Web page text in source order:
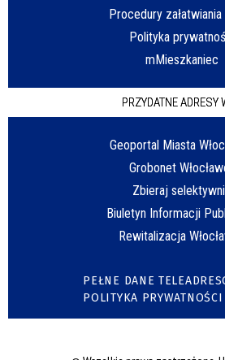
Procedury
Polityka
mMieszkaniec
PRZYDATNE ADRESY
Geoportal Miasta
Grobonet
Zbieraj
Biuletyn Informacji
Rewitalizacja
PEŁNE DANE
POLITYKA